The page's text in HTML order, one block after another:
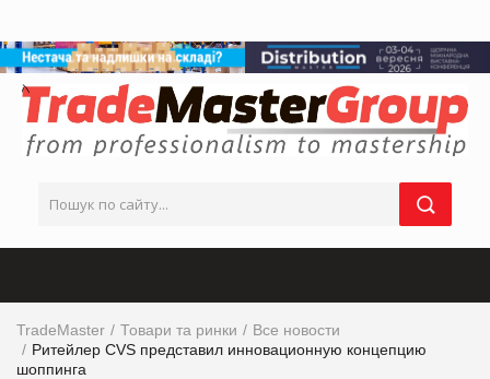
TradeMaster Товари та ринки
Все новости
Ритейлер CVS представил инновационную концепцию
шоппинга